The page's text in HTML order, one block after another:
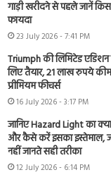
गाड़ी खरीदने से पहले जानें
फायदा
23 July 2026 - 7:41 PM
Triumph की लिमिटेड
लिए तैयार, 21 लाख रुपये
प्रीमियम फीचर्स
16 July 2026 - 3:17 PM
जानिए Hazard Light का
और कैसे करें इसका इस्तेमाल,
नहीं जानते सही तरीका
12 July 2026 - 6:14 PM